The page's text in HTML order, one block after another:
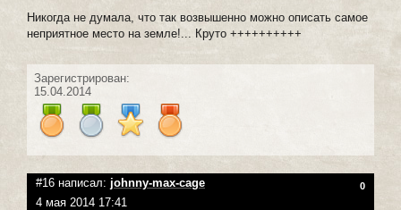
Никогда не думала, что так возвышенно можно описать самое
неприятное место на земле!... Круто ++++++++++
Зарегистрирован:
15.04.2014
#16 написал: johnny-max-cage 0
4 мая 2014 17:41